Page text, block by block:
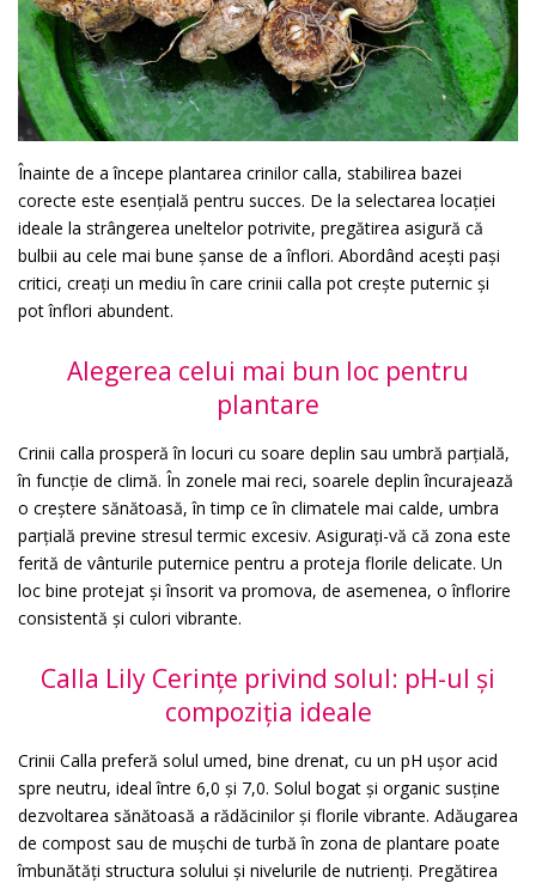
Înainte de a începe plantarea crinilor calla, stabilirea bazei
corecte este esențială pentru succes. De la selectarea locației
ideale la strângerea uneltelor potrivite, pregătirea asigură că
bulbii au cele mai bune șanse de a înflori. Abordând acești pași
critici, creați un mediu în care crinii calla pot crește puternic și
pot înflori abundent.
Alegerea celui mai bun loc pentru
plantare
Crinii calla prosperă în locuri cu soare deplin sau umbră parțială,
în funcție de climă. În zonele mai reci, soarele deplin încurajează
o creștere sănătoasă, în timp ce în climatele mai calde, umbra
parțială previne stresul termic excesiv. Asigurați-vă că zona este
ferită de vânturile puternice pentru a proteja florile delicate. Un
loc bine protejat și însorit va promova, de asemenea, o înflorire
consistentă și culori vibrante.
Сalla Lily Cerințe privind solul: pH-ul și
compoziția ideale
Crinii Calla preferă solul umed, bine drenat, cu un pH ușor acid
spre neutru, ideal între 6,0 și 7,0. Solul bogat și organic susține
dezvoltarea sănătoasă a rădăcinilor și florile vibrante. Adăugarea
de compost sau de mușchi de turbă în zona de plantare poate
îmbunătăți structura solului și nivelurile de nutrienți. Pregătirea